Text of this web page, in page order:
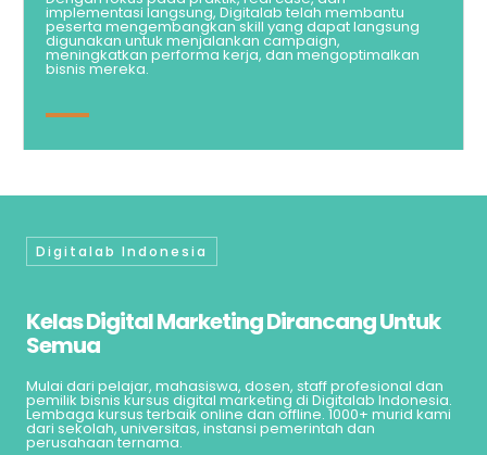
implementasi langsung, Digitalab telah membantu
peserta mengembangkan skill yang dapat langsung
digunakan untuk menjalankan campaign,
meningkatkan performa kerja, dan mengoptimalkan
bisnis mereka.
Digitalab Indonesia
Kelas Digital Marketing Dirancang Untuk
Semua
Mulai dari pelajar, mahasiswa, dosen, staff profesional dan
pemilik bisnis kursus digital marketing di Digitalab Indonesia.
Lembaga kursus terbaik online dan offline. 1000+ murid kami
dari sekolah, universitas, instansi pemerintah dan
perusahaan ternama.